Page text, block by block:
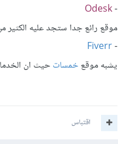
-
Odesk
موقع رائع جدا ستجد عليه الكثير
-
Fiverr
يشبه موقعخمساتحيث ان
اقتباس